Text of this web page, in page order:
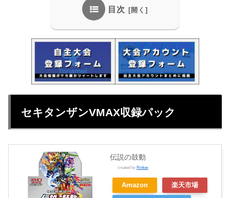
目次
セキタンザンVMAX収録パック
伝説の鼓動
created by Rinker
Amazon 楽天市場